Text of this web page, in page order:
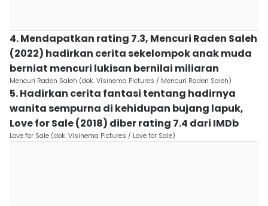
4. Mendapatkan rating 7.3, Mencuri Raden Saleh
(2022) hadirkan cerita sekelompok anak muda
berniat mencuri lukisan bernilai miliaran
Mencuri Raden Saleh (dok. Visinema Pictures / Mencuri Raden Saleh)
5. Hadirkan cerita fantasi tentang hadirnya
wanita sempurna di kehidupan bujang lapuk,
Love for Sale (2018) diber rating 7.4 dari IMDb
Love for Sale (dok. Visinema Pictures / Love for Sale)